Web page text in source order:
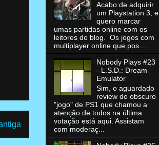
Acabo de adquirir
um Playstation 3, e
quero marcar
umas partidas online com os
leitores do blog. Os jogos com
multiplayer online que pos...
Nobody Plays #23
- L.S.D.: Dream
Emulator
Sim, o aguardado
review do obscuro
"jogo" de PS1 que chamou a
atenção de todos na última
votação está aqui. Assistam
com moderaç...